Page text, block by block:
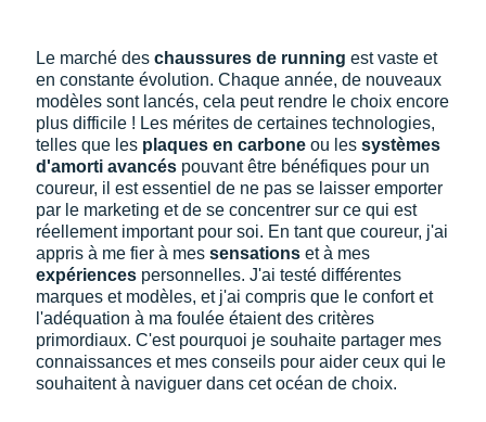
Le marché des chaussures de running est vaste et
en constante évolution. Chaque année, de nouveaux
modèles sont lancés, cela peut rendre le choix encore
plus difficile ! Les mérites de certaines technologies,
telles que les plaques en carbone ou les systèmes
d'amorti avancés pouvant être bénéfiques pour un
coureur, il est essentiel de ne pas se laisser emporter
par le marketing et de se concentrer sur ce qui est
réellement important pour soi. En tant que coureur, j'ai
appris à me fier à mes sensations et à mes
expériences personnelles. J'ai testé différentes
marques et modèles, et j'ai compris que le confort et
l'adéquation à ma foulée étaient des critères
primordiaux. C'est pourquoi je souhaite partager mes
connaissances et mes conseils pour aider ceux qui le
souhaitent à naviguer dans cet océan de choix.